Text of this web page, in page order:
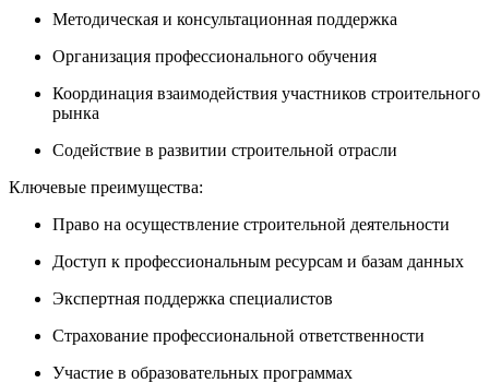
Методическая и консультационная поддержка
Организация профессионального обучения
Координация взаимодействия участников строительного
рынка
Содействие в развитии строительной отрасли
Ключевые преимущества:
Право на осуществление строительной деятельности
Доступ к профессиональным ресурсам и базам данных
Экспертная поддержка специалистов
Страхование профессиональной ответственности
Участие в образовательных программах